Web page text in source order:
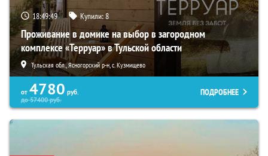
18:49:48 Купили:8
Проживание в домике на выбор в загородном
комплексе «Терруар» в Тульской области
Тульская обл., Ясногорский р-н, с. Кузмищево
от 4780 руб.
до57400руб.
ПОДРОБНЕЕ